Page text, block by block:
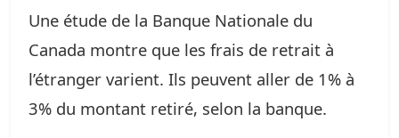
Une étude de la Banque Nationale du
Canada montre que les frais de retrait à
l’étranger varient. Ils peuvent aller de 1% à
3% du montant retiré, selon la banque.